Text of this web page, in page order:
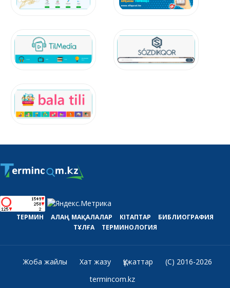
ТЕРМИН АЛАҢ МАҚАЛАЛАР КІТАПТАР
БИБЛИОГРАФИЯ
ТҰЛҒА
ТЕРМИНОЛОГИЯ
Жоба жайлы Хат жазу Құжаттар
(C) 2016-2026
termincom.kz